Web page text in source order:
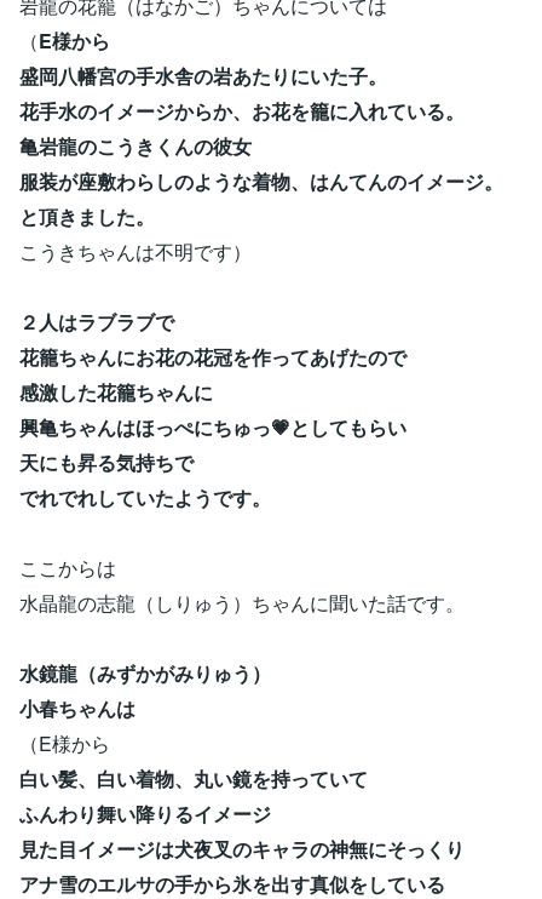
（E様から
盛岡八幡宮の手水舎の岩あたりにいた子。
花手水のイメージからか、お花を籠に入れている。
亀岩龍のこうきくんの彼女
服装が座敷わらしのような着物、はんてんのイメージ。
と頂きました。
こうきちゃんは不明です）
２人はラブラブで
花籠ちゃんにお花の花冠を作ってあげたので
感激した花籠ちゃんに
興亀ちゃんはほっぺにちゅっ💗としてもらい
天にも昇る気持ちで
でれでれしていたようです。
ここからは
水晶龍の志龍（しりゅう）ちゃんに聞いた話です。
水鏡龍（みずかがみりゅう）
小春ちゃんは
（E様から
白い髪、白い着物、丸い鏡を持っていて
ふんわり舞い降りるイメージ
見た目イメージは犬夜叉のキャラの神無にそっくり
アナ雪のエルサの手から氷を出す真似をしている